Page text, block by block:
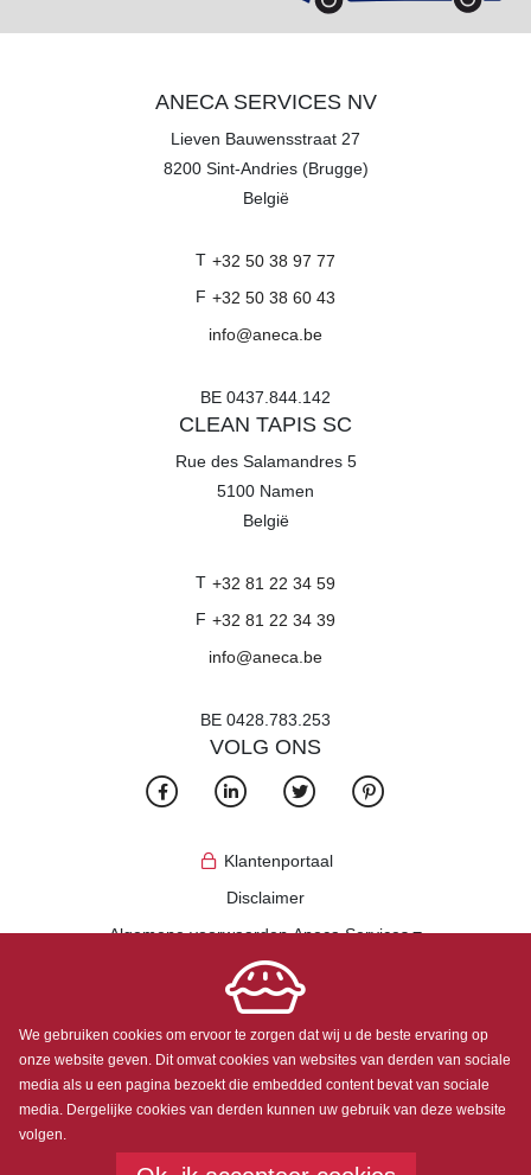
ANECA SERVICES NV
Lieven Bauwensstraat 27
8200 Sint-Andries (Brugge)
België
T +32 50 38 97 77
F +32 50 38 60 43
info@aneca.be
BE 0437.844.142
CLEAN TAPIS SC
Rue des Salamandres 5
5100 Namen
België
T +32 81 22 34 59
F +32 81 22 34 39
info@aneca.be
BE 0428.783.253
VOLG ONS
Klantenportaal
Disclaimer
Algemene voorwaarden Aneca Services
Algemene voorwaarden Clean Tapis
Privacybeleid
Copyright
We gebruiken cookies om ervoor te zorgen dat wij u de beste ervaring op
onze website geven. Dit omvat cookies van websites van derden van sociale
media als u een pagina bezoekt die embedded content bevat van sociale
media. Dergelijke cookies van derden kunnen uw gebruik van deze website
volgen.